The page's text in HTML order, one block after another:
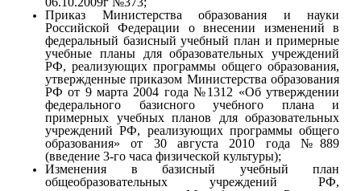
Приказ Министерства образования и науки
Российской Федерации о внесении изменений в
федеральный базисный учебный план и примерные
учебные планы для образовательных учреждений
РФ, реализующих программы общего образования,
утвержденные приказом Министерства образования
РФ от 9 марта 2004 года №1312 «Об утверждении
федерального базисного учебного плана и
примерных учебных планов для образовательных
учреждений РФ, реализующих программы общего
образования» от 30 августа 2010 года №889
(введение 3-го часа физической культуры);
Изменения в базисный учебный план
общеобразовательных учреждений РФ,